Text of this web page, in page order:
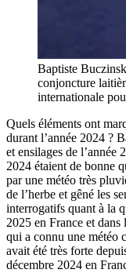
Baptiste
conjoncture
internationale
Quels éléments ont
durant l’année 2024 ?
et ensilages de l’année
2024 étaient de bonne
par une météo très
de l’herbe et gêné les
interrogatifs quant à la
2025 en France et
qui a connu une météo
avait été très forte
décembre 2024 en